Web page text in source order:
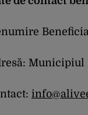
Municipiul